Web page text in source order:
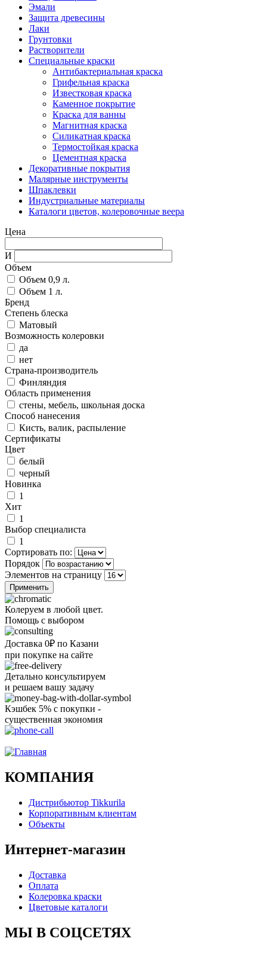
Эмали
Защита древесины
Лаки
Грунтовки
Растворители
Специальные краски
Антибактериальная краска
Грифельная краска
Известковая краска
Каменное покрытие
Краска для ванны
Магнитная краска
Силикатная краска
Термостойкая краска
Цементная краска
Декоративные покрытия
Малярные инструменты
Шпаклевки
Индустриальные материалы
Каталоги цветов, колеровочные веера
Цена
И
Объем
Объем 0,9 л.
Объем 1 л.
Бренд
Степень блеска
Матовый
Возможность колеровки
да
нет
Страна-производитель
Финляндия
Область применения
стены, мебель, школьная доска
Способ нанесения
Кисть, валик, распыление
Сертификаты
Цвет
белый
черный
Новинка
1
Хит
1
Выбор специалиста
1
Сортировать по:
Порядок
Элементов на страницу
Колеруем в любой цвет.
Помощь с выбором
Доставка 0₽ по Казани
при покупке на сайте
Детально консультируем
и решаем вашу задачу
Кэшбек 5% с покупки -
существенная экономия
КОМПАНИЯ
Дистрибьютор Tikkurila
Корпоративным клиентам
Объекты
Интернет-магазин
Доставка
Оплата
Колеровка краски
Цветовые каталоги
МЫ В СОЦСЕТЯХ